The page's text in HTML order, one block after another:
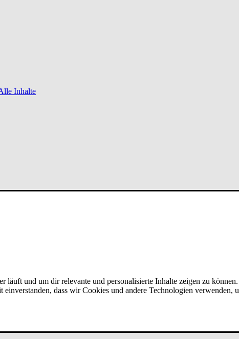
läuft und um dir relevante und personalisierte Inhalte zeigen zu
dass wir Cookies und andere Technologien
Inhalte
bei un­de­fi­ned